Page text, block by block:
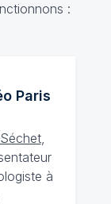
:
Paris
,
à